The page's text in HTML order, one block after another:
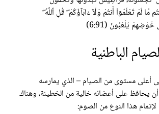
مَّا لَمْ تَعْلَمُوٓا۟ أَنتُمْ وَلَآ ءَابَآؤُكُمْ ۖ قُلِ ٱللَّهُ
يَلْعَبُونَ (6:91)
الباطنية
أعلى مستوى من الصيام – الذي يمارسه
يحافظ على أعضائه خالية من الخطيئة، وهناك
هذا النوع من الصوم: